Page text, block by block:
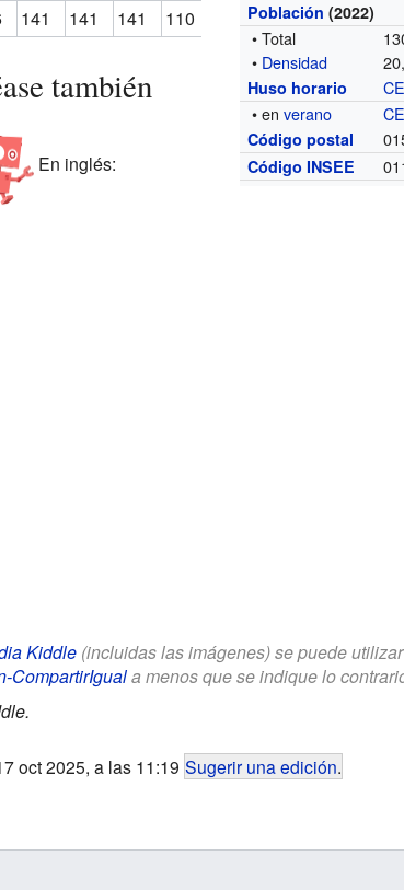
Población (2022)
• Total
• Densidad
Huso horario
• enverano
Código postal
Código INSEE
141 141 141 110 140 146 133
también
En inglés:
Kiddle(incluidas las imágenes) se puede
CompartirIguala menos que se indique lo
oct 2025, a las 11:19 Sugerir una edición.